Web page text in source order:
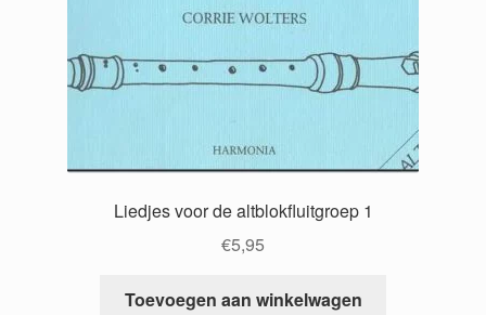
Liedjes voor de altblokfluitgroep 1
€5,95
Toevoegen aan winkelwagen